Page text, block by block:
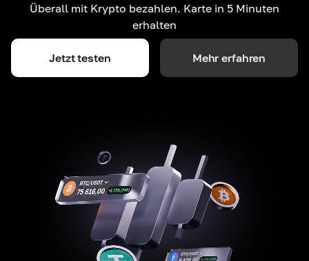
Überall mit Krypto bezahlen. Karte in 5 Minuten
erhalten
Jetzt testen Mehr erfahren